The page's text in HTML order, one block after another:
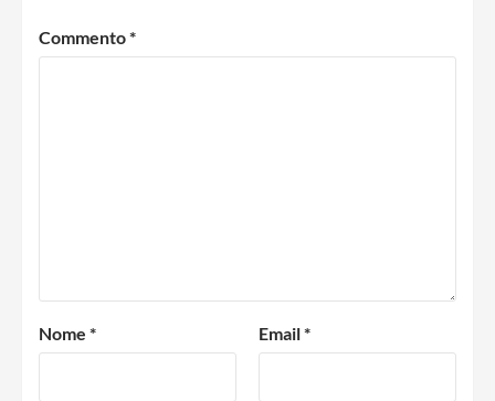
Commento*
Nome * Email*